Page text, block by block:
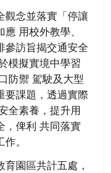
觀念並落實「停讓
用校外教學、
參訪旨揭交通安全
模擬實境中學習
防禦 駕駛及大型
要課題，透過實際
全素養，提升用
，俾利 共同落實
。
園區共計五處，